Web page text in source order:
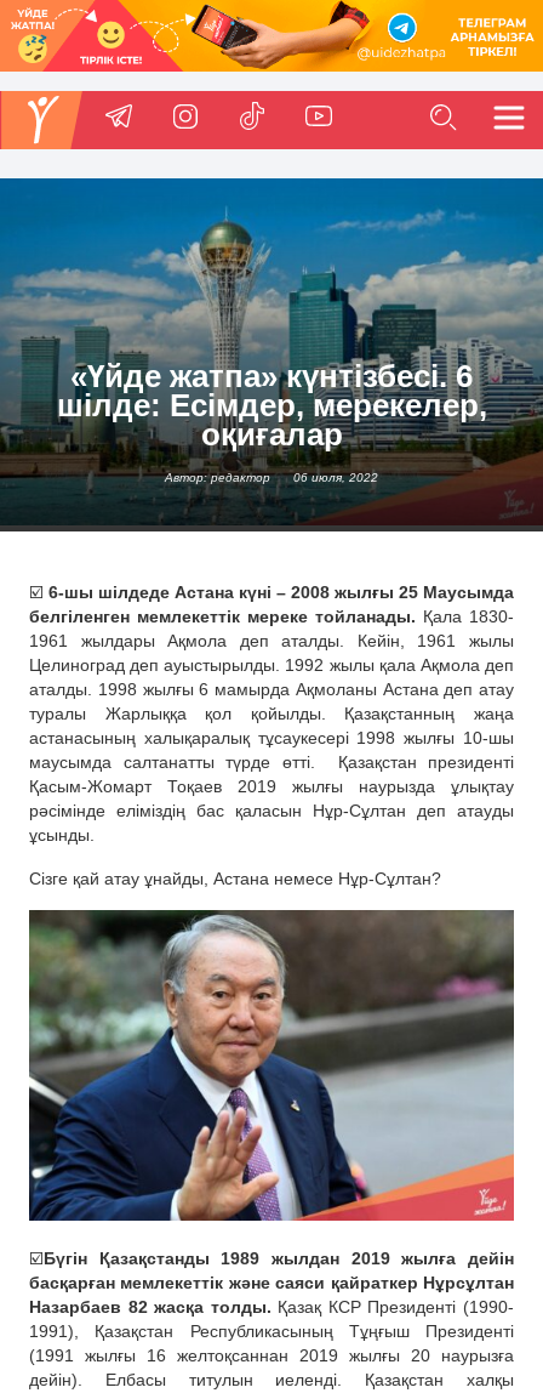
«Үйде жатпа» күнтізбесі. 6
шілде: Есімдер, мерекелер,
оқиғалар
Автор: редактор 06 июля, 2022
☑️ 6-шы шілдеде Астана күні – 2008 жылғы 25 Маусымда
белгіленген мемлекеттік мереке тойланады. Қала 1830-
1961 жылдары Ақмола деп аталды. Кейін, 1961 жылы
Целиноград деп ауыстырылды. 1992 жылы қала Ақмола деп
аталды. 1998 жылғы 6 мамырда Ақмоланы Астана деп атау
туралы Жарлыққа қол қойылды. Қазақстанның жаңа
астанасының халықаралық тұсаукесері 1998 жылғы 10-шы
маусымда салтанатты түрде өтті.
Қазақстан президенті
Қасым-Жомарт Тоқаев 2019 жылғы наурызда ұлықтау
рәсімінде еліміздің бас қаласын Нұр-Сұлтан деп атауды
ұсынды.
Сізге қай атау ұнайды, Астана немесе Нұр-Сұлтан?
☑️Бүгін Қазақстанды 1989 жылдан 2019 жылға дейін
басқарған мемлекеттік және саяси қайраткер Нұрсұлтан
Назарбаев 82 жасқа толды. Қазақ КСР Президенті (1990-
1991), Қазақстан Республикасының Тұңғыш Президенті
(1991 жылғы 16 желтоқсаннан 2019 жылғы 20 наурызға
дейін). Елбасы титулын иеленді. Қазақстан халқы